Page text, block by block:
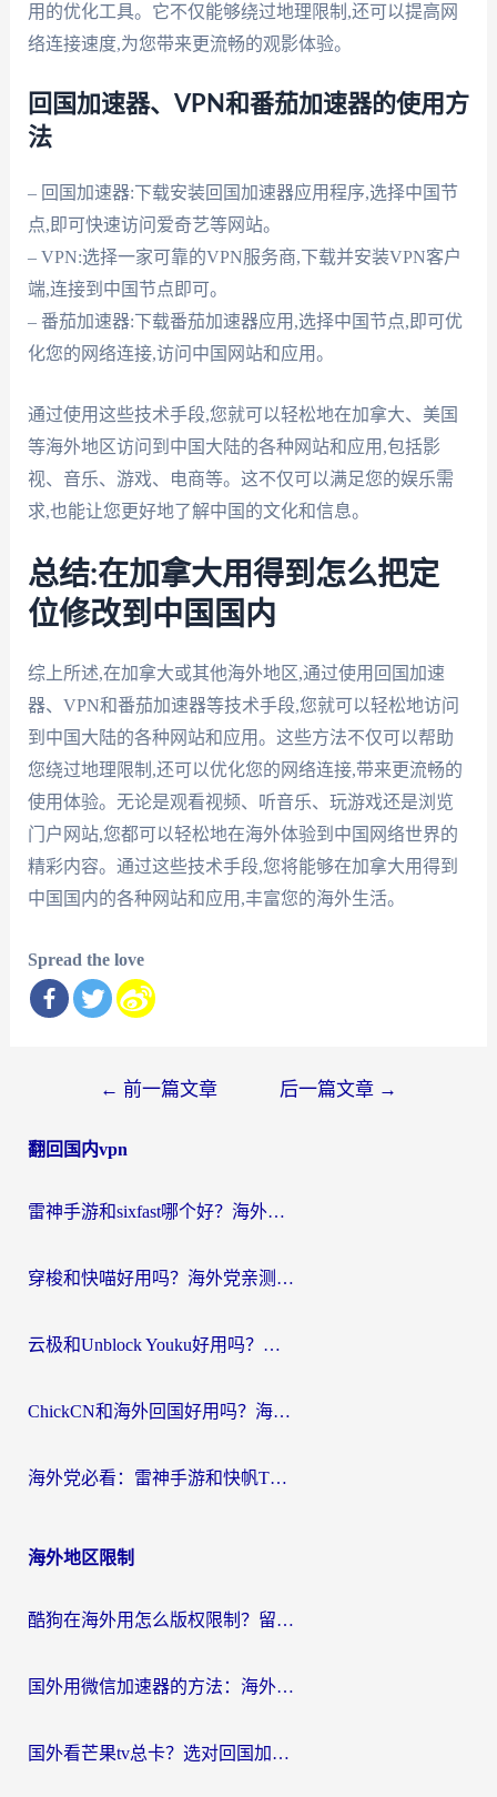
用的优化工具。它不仅能够绕过地理限制,还可以提高网
络连接速度,为您带来更流畅的观影体验。
回国加速器、VPN和番茄加速器的使用方
法
– 回国加速器:下载安装回国加速器应用程序,选择中国节
点,即可快速访问爱奇艺等网站。
– VPN:选择一家可靠的VPN服务商,下载并安装VPN客户
端,连接到中国节点即可。
– 番茄加速器:下载番茄加速器应用,选择中国节点,即可优
化您的网络连接,访问中国网站和应用。
通过使用这些技术手段,您就可以轻松地在加拿大、美国
等海外地区访问到中国大陆的各种网站和应用,包括影
视、音乐、游戏、电商等。这不仅可以满足您的娱乐需
求,也能让您更好地了解中国的文化和信息。
总结:在加拿大用得到怎么把定
位修改到中国国内
综上所述,在加拿大或其他海外地区,通过使用回国加速
器、VPN和番茄加速器等技术手段,您就可以轻松地访问
到中国大陆的各种网站和应用。这些方法不仅可以帮助
您绕过地理限制,还可以优化您的网络连接,带来更流畅的
使用体验。无论是观看视频、听音乐、玩游戏还是浏览
门户网站,您都可以轻松地在海外体验到中国网络世界的
精彩内容。通过这些技术手段,您将能够在加拿大用得到
中国国内的各种网站和应用,丰富您的海外生活。
Spread the love
导
← 前一篇文章 后一篇文章 →
翻回国内vpn
雷神手游和sixfast哪个好？海外党亲测3款回国加速器，教你选对不踩坑
穿梭和快喵好用吗？海外党亲测：小众加速器对比+番茄加速器深度体验
云极和Unblock Youku好用吗？海外党亲测+2026回国加速器避坑指南
ChickCN和海外回国好用吗？海外党2026亲测：从手游到影音，选对加速器的3个关键
海外党必看：雷神手游和快帆TV版好用吗？3步选对回国加速器不踩坑
海外地区限制
酷狗在海外用怎么版权限制？留学生亲测：3步解决听国内音乐难题
国外用微信加速器的方法：海外党无缝连接国内生活的实用指南
国外看芒果tv总卡？选对回国加速器，轻松追《浪姐》不费劲